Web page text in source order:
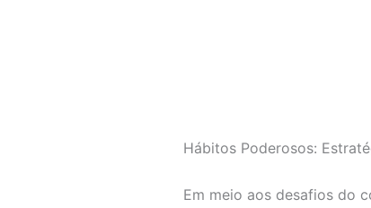
Hábitos Poderosos:
Em meio aos desafios do